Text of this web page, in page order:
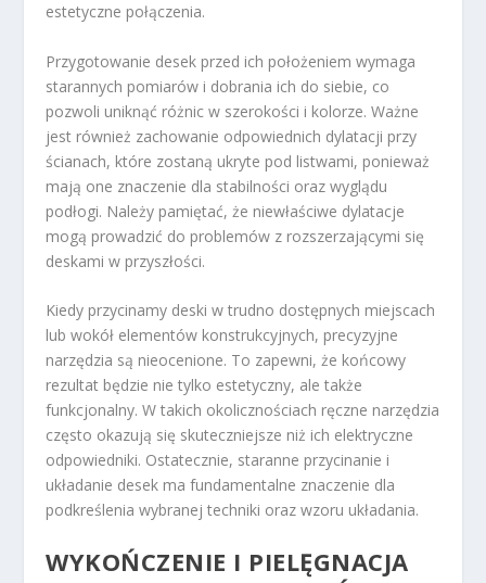
estetyczne połączenia.
Przygotowanie desek przed ich położeniem wymaga
starannych pomiarów i dobrania ich do siebie, co
pozwoli uniknąć różnic w szerokości i kolorze. Ważne
jest również zachowanie odpowiednich dylatacji przy
ścianach, które zostaną ukryte pod listwami, ponieważ
mają one znaczenie dla stabilności oraz wyglądu
podłogi. Należy pamiętać, że niewłaściwe dylatacje
mogą prowadzić do problemów z rozszerzającymi się
deskami w przyszłości.
Kiedy przycinamy deski w trudno dostępnych miejscach
lub wokół elementów konstrukcyjnych, precyzyjne
narzędzia są nieocenione. To zapewni, że końcowy
rezultat będzie nie tylko estetyczny, ale także
funkcjonalny. W takich okolicznościach ręczne narzędzia
często okazują się skuteczniejsze niż ich elektryczne
odpowiedniki. Ostatecznie, staranne przycinanie i
układanie desek ma fundamentalne znaczenie dla
podkreślenia wybranej techniki oraz wzoru układania.
WYKOŃCZENIE I PIELĘGNACJA